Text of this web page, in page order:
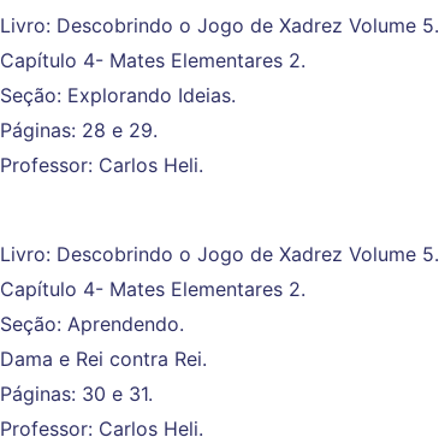
Livro: Descobrindo o Jogo de Xadrez Volume 5.
Capítulo 4- Mates Elementares 2.
Seção: Explorando Ideias.
Páginas: 28 e 29.
Professor: Carlos Heli.
Livro: Descobrindo o Jogo de Xadrez Volume 5.
Capítulo 4- Mates Elementares 2.
Seção: Aprendendo.
Dama e Rei contra Rei.
Páginas: 30 e 31.
Professor: Carlos Heli.